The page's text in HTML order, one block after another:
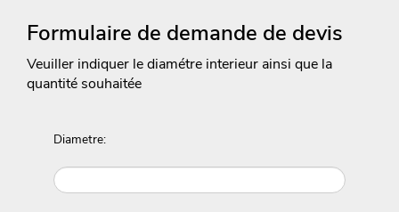
Formulaire de demande de devis
Veuiller indiquer le diamétre interieur ainsi que la
quantité souhaitée
Diametre: